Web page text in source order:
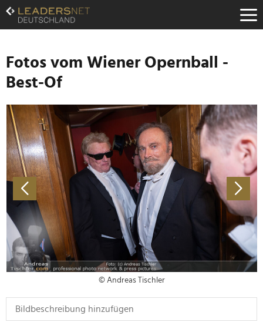
Zum
Inhalt
Zur
Navigation
Zur
Hauptnavigation
Fotos vom Wiener Opernball -
Best-Of
© Andreas Tischler